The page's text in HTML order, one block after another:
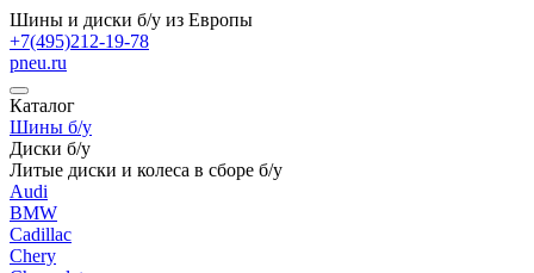
Шины и диски б/у из Европы
+7(495)212-19-78
pneu.ru
Каталог
Шины б/у
Диски б/у
Литые диски и колеса в сборе б/у
Audi
BMW
Cadillac
Chery